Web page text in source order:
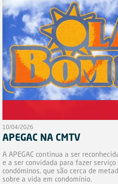
10/04/2026
APEGAC NA CMTV
A APEGAC continua a ser
e a ser convidada para fazer
condóminos, que são cerca de
sobre a vida em condomínio.